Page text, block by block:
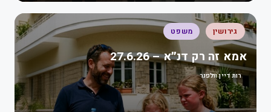
גירושין משפט
אמא זה רק דנ״א – 27.6.26
רות דיין וולפנר